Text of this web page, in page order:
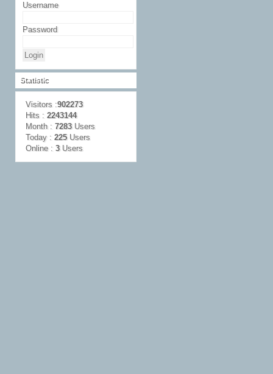
Username
Password
Statistic
Visitors :902273
Hits : 2243144
Month : 7283Users
Today : 225Users
Online : 3Users